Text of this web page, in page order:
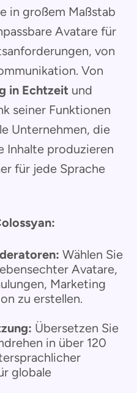
in großem Maßstab
Avatare für
von
Von
in Echtzeit und
seiner Funktionen
Unternehmen, die
Inhalte produzieren
für jede Sprache
Wählen Sie
Avatare,
Marketing
zu erstellen.
Übersetzen Sie
in über 120
globale